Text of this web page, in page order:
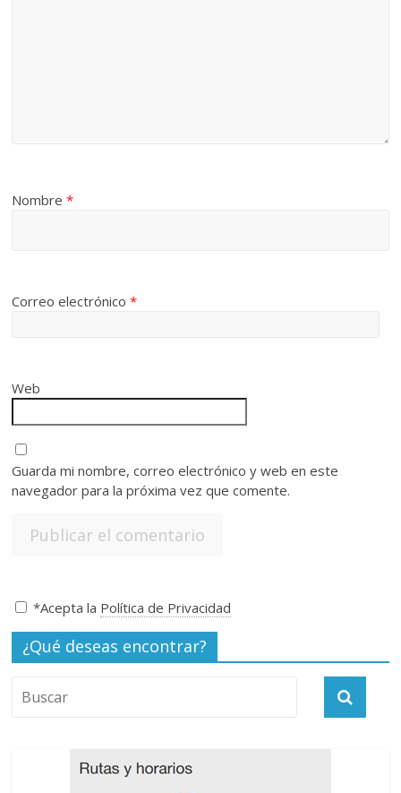
Nombre*
Correo electrónico*
Web
Guarda mi nombre, correo electrónico y web en este
navegador para la próxima vez que comente.
*Acepta la Política de Privacidad
¿Qué deseas encontrar?